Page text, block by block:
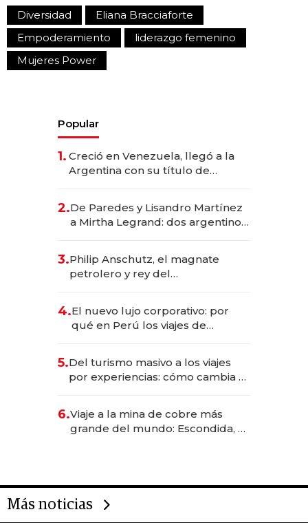
Diversidad
Eliana Bracciaforte
Empoderamiento
liderazgo femenino
Mujeres Power
Popular
1. Creció en Venezuela, llegó a la
Argentina con su título de
las marcas "fast premium"
2.De Paredes y Lisandro Martínez
a Mirtha Legrand: dos argentinos
3.Philip Anschutz, el magnate
petrolero y rey del
Fénix
4.El nuevo lujo corporativo: por
qué en Perú los viajes de
transformadoras
5.Del turismo masivo a los viajes
por experiencias: cómo cambia el
6.Viaje a la mina de cobre más
grande del mundo: Escondida, el
Más noticias